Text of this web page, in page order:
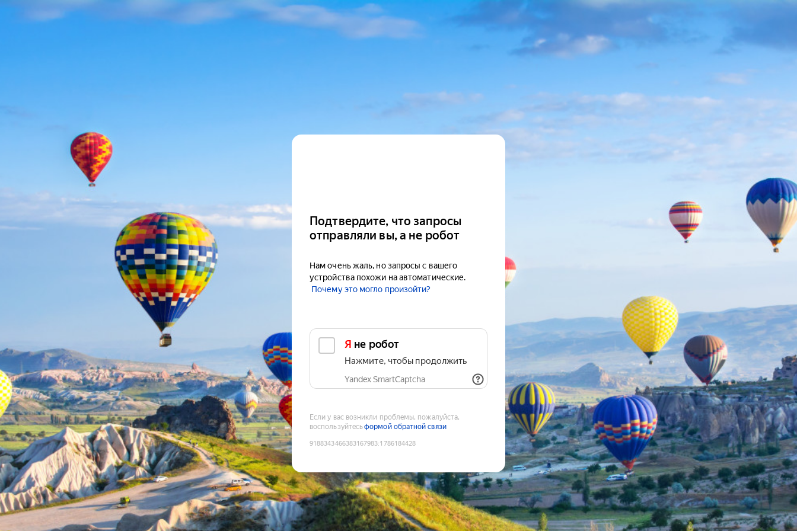
Подтвердите, что запросы
отправляли вы, а не робот
Нам очень жаль, но запросы с вашего
устройства похожи на автоматические.
Почему это могло произойти?
Я не робот
Нажмите, чтобы продолжить
Yandex SmartCaptcha
Если у вас возникли проблемы, пожалуйста,
воспользуйтесьформой обратной связи
9188343466383167983:1786184428